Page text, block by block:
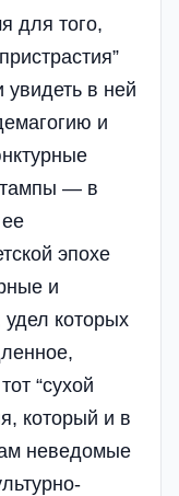
для того,
увидеть в ней
и
— в
эпохе
и
которых
“сухой
который и в
неведомые